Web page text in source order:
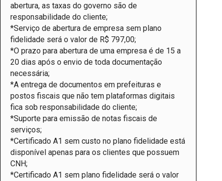
abertura, as taxas do governo são de
responsabilidade do cliente;
*Serviço de abertura de empresa sem plano
fidelidade será o valor de R$ 797,00;
*O prazo para abertura de uma empresa é de 15 a
20 dias após o envio de toda documentação
necessária;
*A entrega de documentos em prefeituras e
postos fiscais que não tem plataformas digitais
fica sob responsabilidade do cliente;
*Suporte para emissão de notas fiscais de
serviços;
*Certificado A1 sem custo no plano fidelidade está
disponível apenas para os clientes que possuem
CNH;
*Certificado A1 sem plano fidelidade será o valor